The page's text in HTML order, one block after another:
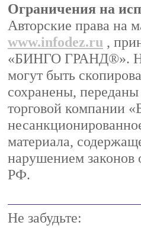
Ограничения на
Авторские права на
www.infodez.ru ,
«БИНГО ГРАНД®».
могут быть
сохранены,
торговой
материала,
нарушением законов
РФ.
Не забудьте: